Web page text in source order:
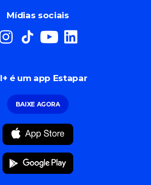
Mídias sociais
é um app Estapar
BAIXE AGORA